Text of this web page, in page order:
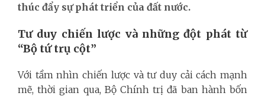
thúc đẩy sự phát triển của đất nước.
Tư duy chiến lược và những đột phát từ
“Bộ tứ trụ cột”
Với tầm nhìn chiến lược và tư duy cải cách mạnh
mẽ, thời gian qua, Bộ Chính trị đã ban hành bốn